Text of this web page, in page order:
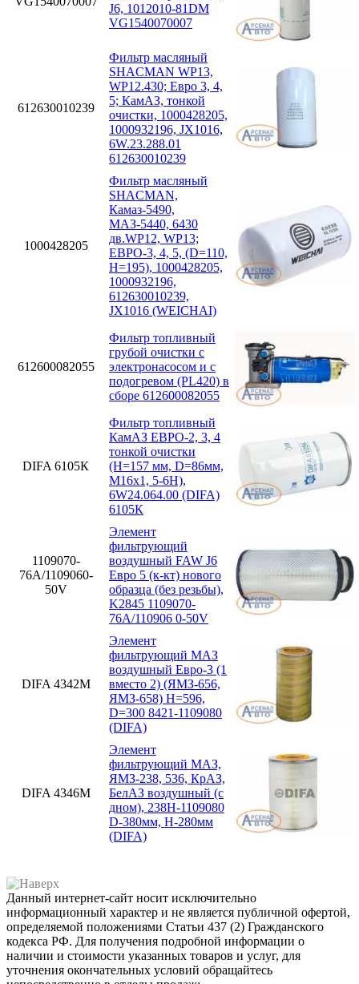
J6, 1012010-81DM
VG1540070007
612630010239
Фильтр масляный
SHACMAN WP13,
WP12.430; Eвро 3, 4,
5; КамАЗ, тонкой
очистки, 1000428205,
1000932196, JX1016,
6W.23.288.01
612630010239
1000428205
Фильтр масляный
SHACMAN,
Камаз-5490,
МАЗ-5440, 6430
дв.WP12, WP13;
ЕВРО-3, 4, 5, (D=110,
H=195), 1000428205,
1000932196,
612630010239,
JX1016 (WEICHAI)
612600082055
Фильтр топливный
грубой очистки с
электронасосом и с
подогревом (PL420) в
сборе 612600082055
DIFA 6105К
Фильтр топливный
КамАЗ ЕВРО-2, 3, 4
тонкой очистки
(H=157 мм, D=86мм,
M16x1, 5-6H),
6W24.064.00 (DIFA)
6105К
1109070-
76А/1109060-
50V
Элемент
фильтрующий
воздушный FAW J6
Евро 5 (к-кт) нового
образца (без резьбы),
K2845 1109070-
76А/110906 0-50V
DIFA 4342М
Элемент
фильтрующий МАЗ
воздушный Евро-3 (1
вместо 2) (ЯМЗ-656,
ЯМЗ-658) H=596,
D=300 8421-1109080
(DIFA)
DIFA 4346М
Элемент
фильтрующий МАЗ,
ЯМЗ-238, 536, КрАЗ,
БелАЗ воздушный (с
дном), 238Н-1109080
D-380мм, H-280мм
(DIFA)
Данный интернет-сайт носит исключительно
информационный характер и не является публичной офертой,
определяемой положениями Статьи 437 (2) Гражданского
кодекса РФ. Для получения подробной информации о
наличии и стоимости указанных товаров и услуг, для
уточнения окончательных условий обращайтесь